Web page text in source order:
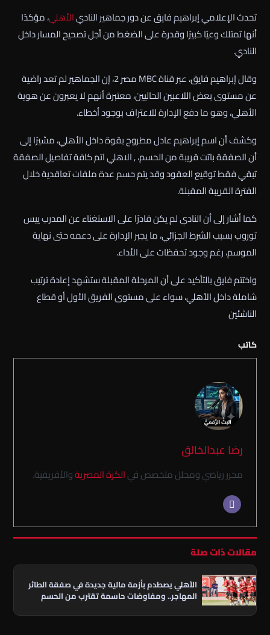
تحدث الإعلامي إبراهيم فايق عن دور جماهير الناديالأهلي، مؤكدًا
أنها تمتلك وعيًا كبيرًا وقدرة على الضغط من أجل تصحيح المسار داخل
النادي.
وقال إبراهيم فايق، عبر قناة MBC مصر 2، إن الجماهير لم تعد راضية
عن مستوى بعض اللاعبين الحاليين، معتبرة أنهم لا يعبرون عن هوية
الأهلي، وهو ما دفع الإدارة للاعتراف بوجود أخطاء.
وكشف أن اسم إبراهيم عادل مطروح بقوة داخل الأهلي، مشيرًا إلى
أن الصفقة باتت قريبة من الحسم، , الاهلي اتم كافة تفاصيل الصفقة
تبقي فقط توقيع العقود وقد يتم حسم عدة ملفات تعاقدية خلال
الفترة القريبة المقبلة.
كما أشار إلى أن النادي لم يكن قادرًا على الاستغناء عن المدرب ييس
توروب بسبب الشرط الجزائي، ما يجبر الإدارة على دعمه حتى نهاية
الموسم، رغم وجود تحفظات على الأداء.
واختتم فايق بالتأكيد على أن المرحلة المقبلة ستشهد إعادة ترتيب
شاملة داخل الأهلي، سواء على مستوى الفريق الأول أو قطاع
الناشئين
كاتب
رضا عبدالخالق
محرر رياضي ومحلل متخصص فيالكرة المصريةوالأفريقية.
مقالات ذات صلة
الأهلي يصطدم بأزمة مالية جديدة في صفقة الطائر
المهاجر.. ومفاوضات حاسمة تقترب من الحسم